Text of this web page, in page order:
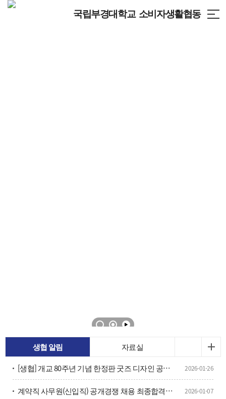
국립부경대학교 소비자생활협동
생협 알림
자료실
[생협] 개교 80주년 기념 한정판 굿즈 디자인 공모전 수상작 발표
2026-01-26
계약직 사무원(신입직) 공개경쟁 채용 최종합격자 공고 2026-01-07